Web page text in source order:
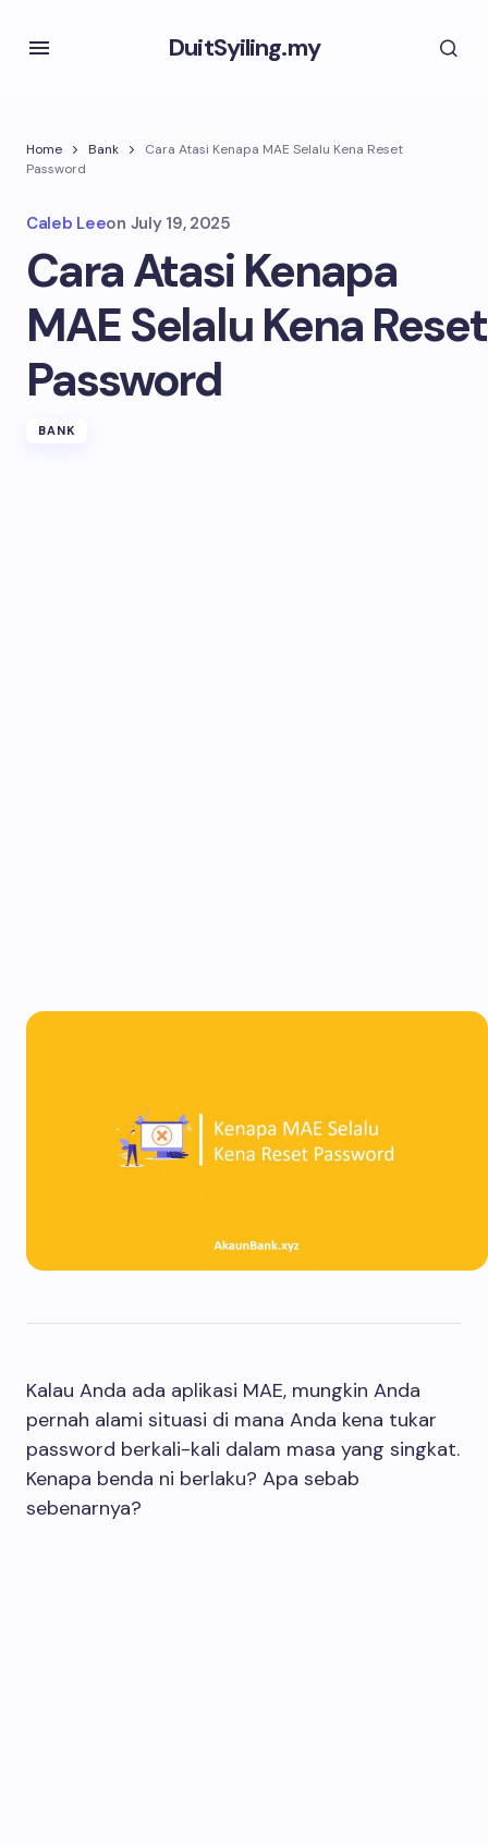
DuitSyiling.my
Home Bank
Cara Atasi Kenapa MAE Selalu Kena Reset
Password
Caleb Leeon July 19, 2025
Cara Atasi Kenapa
MAE Selalu Kena Reset
Password
BANK
Kalau Anda ada aplikasi MAE, mungkin Anda
pernah alami situasi di mana Anda kena tukar
password berkali-kali dalam masa yang singkat.
Kenapa benda ni berlaku? Apa sebab
sebenarnya?